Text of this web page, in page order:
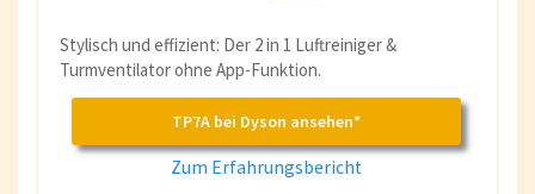
Stylisch und effizient: Der 2 in 1 Luftreiniger &
Turmventilator ohne App-Funktion.
TP7A bei Dyson ansehen*
Zum Erfahrungsbericht